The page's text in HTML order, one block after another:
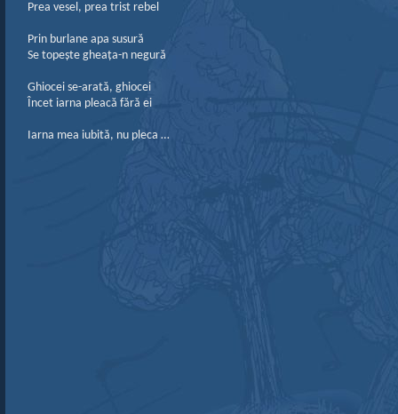
Prea vesel, prea trist rebel
Prin burlane apa susură
Se topește gheața-n negură
Ghiocei se-arată, ghiocei
Încet iarna pleacă fără ei
Iarna mea iubită, nu pleca …